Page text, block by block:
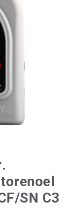
SN C3